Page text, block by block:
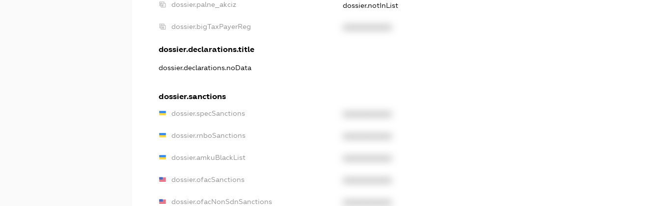
dossier.palne_akciz dossier.notInList
dossier.bigTaxPayerReg
dossier.declarations.title
dossier.declarations.noData
dossier.sanctions
dossier.specSanctions
dossier.rnboSanctions
dossier.amkuBlackList
dossier.ofacSanctions
dossier.ofacNonSdnSanctions